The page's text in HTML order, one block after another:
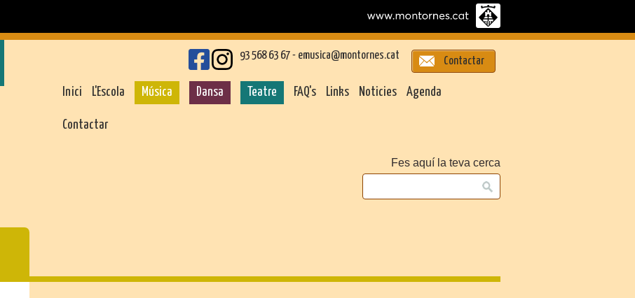
Contactar
93 568 63 67 - emusica@montornes.cat
Inici L'Escola Música Dansa Teatre FAQ's Links Noticies Agenda
Contactar
Fes aquí la teva cerca